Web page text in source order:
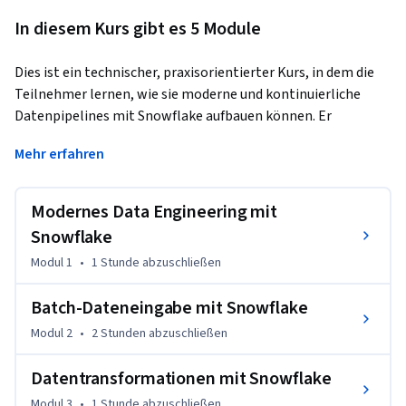
In diesem Kurs gibt es 5 Module
Dies ist ein technischer, praxisorientierter Kurs, in dem die
Teilnehmer lernen, wie sie moderne und kontinuierliche
Datenpipelines mit Snowflake aufbauen können. Er
Konzepte und -Tools, damit die Teilnehmer schnell mit dem
Die Teilnehmer lernen zunächst das "Ingestion-
Transformation-Delivery"-Framework für modernes Data
Engineering kennen und tauchen dann tiefer in jede
man:
- Ingestion von Daten in Snowflake in großem Umfang mit
Datentransformationen mit SQL oder Snowpark - Erweitern
Mehr erfahren
Modernes Data Engineering mit
Snowflake
Modul 1 • 1 Stunde abzuschließen
Batch-Dateneingabe mit Snowflake
Modul 2 • 2 Stunden abzuschließen
Datentransformationen mit Snowflake